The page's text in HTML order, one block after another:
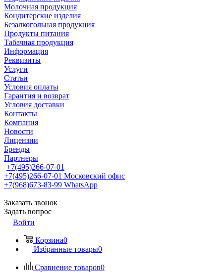
Молочная продукция
Кондитерские изделия
Безалкогольная продукция
Продукты питания
Табачная продукция
Информация
Реквизиты
Услуги
Статьи
Условия оплаты
Гарантия и возврат
Условия доставки
Контакты
Компания
Новости
Лицензии
Бренды
Партнеры
+7(495)266-07-01
+7(495)266-07-01 Московский офис
+7(968)673-83-99 WhatsApp
Заказать звонок
Задать вопрос
Войти
Корзина0
Избранные товары0
Сравнение товаров0